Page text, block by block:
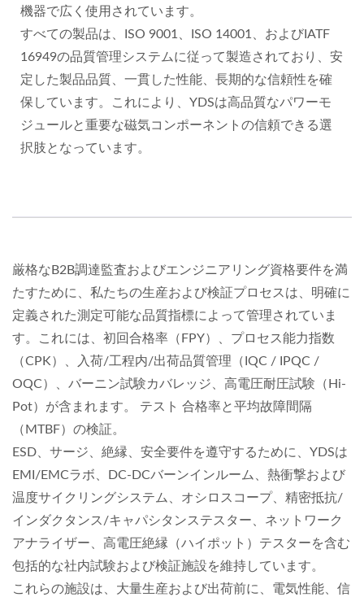
機器で広く使用されています。
すべての製品は、ISO 9001、ISO 14001、およびIATF
16949の品質管理システムに従って製造されており、安
定した製品品質、一貫した性能、長期的な信頼性を確
保しています。これにより、YDSは高品質なパワーモ
ジュールと重要な磁気コンポーネントの信頼できる選
択肢となっています。
厳格なB2B調達監査およびエンジニアリング資格要件を満
たすために、私たちの生産および検証プロセスは、明確に
定義された測定可能な品質指標によって管理されていま
す。これには、初回合格率（FPY）、プロセス能力指数
（CPK）、入荷/工程内/出荷品質管理（IQC / IPQC /
OQC）、バーニン試験カバレッジ、高電圧耐圧試験（Hi-
Pot）が含まれます。 テスト 合格率と平均故障間隔
（MTBF）の検証。
ESD、サージ、絶縁、安全要件を遵守するために、YDSは
EMI/EMCラボ、DC-DCバーンインルーム、熱衝撃および
温度サイクリングシステム、オシロスコープ、精密抵抗/
インダクタンス/キャパシタンステスター、ネットワーク
アナライザー、高電圧絶縁（ハイポット）テスターを含む
包括的な社内試験および検証施設を維持しています。
これらの施設は、大量生産および出荷前に、電気性能、信